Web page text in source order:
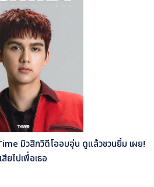
มิวสิกวิดีโออบอุ่น ดูแล้วชวนยิ้ม เผย!
สียไปเพื่อเธอ